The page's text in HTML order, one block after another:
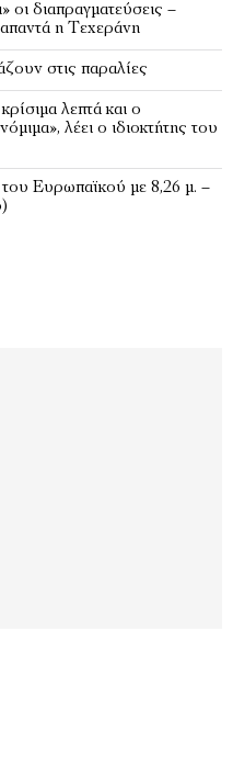
οι διαπραγματεύσεις –
απαντά η Τεχεράνη
στις παραλίες
λεπτά και ο
λέει ο ιδιοκτήτης του
του Ευρωπαϊκού με 8,26 μ. –